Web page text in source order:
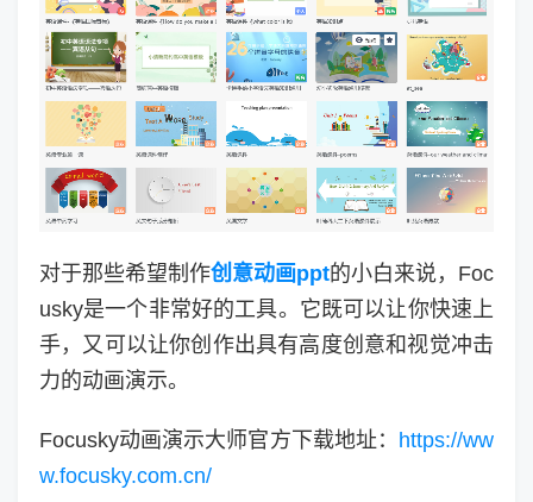
对于那些希望制作创意动画ppt的小白来说，Foc
usky是一个非常好的工具。它既可以让你快速上
手，又可以让你创作出具有高度创意和视觉冲击
力的动画演示。
Focusky动画演示大师官方下载地址： https://ww
w.focusky.com.cn/